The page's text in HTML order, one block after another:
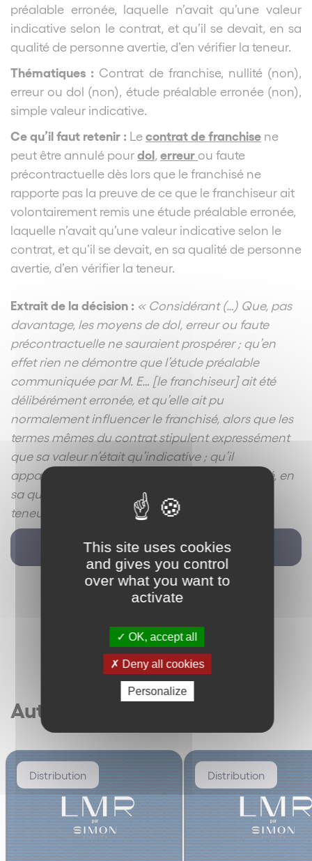
préalable erronée, laquelle n’avait qu’une valeur
indicative selon le contrat, et qu’il se devait, en sa
qualité de personne avertie, d’en vérifier la teneur.
Thématiques : Contrat de franchise, nullité (non),
erreur ou dol (non), étude préalable erronée (non),
simple valeur indicative.
Ce qu’il faut retenir : Lecontrat de franchise ne
peut être annulé pourdol erreurou faute
précontractuelle dès lors que le franchisé ne
rapporte pas la preuve de ce que le franchiseur ait
volontairement remis une étude préalable erronée,
laquelle n’avait qu’une valeur indicative selon le
contrat, et qu’il se devait, en sa qualité de personne
avertie, d’en vérifier la teneur.
Extrait de la décision : « Considérant (…) Que, pas
davantage, les moyens de dol, erreur ou faute
précontractuelle ne sauraient prospérer ; qu’en
effet rien ne démontre que l’étude préalable
communiquée par M. E… [le franchiseur] ait été
délibérément erronée, et qu’elle ait pu
normalement influencer le franchisé, alors que les
termes mêmes du contrat stipulent expressément
que sa valeur n’était qu’indicative ; qu’il
appartenait, dans ces conditions, au franchisé, en
sa qualité de personne avertie, d’en vérifier la
teneur ; (…) ».
Retour
Autres articles
Distribution Distribution
This site uses cookies
and gives you control
over what you want to
activate
OK, accept all
Deny all cookies
Personalize